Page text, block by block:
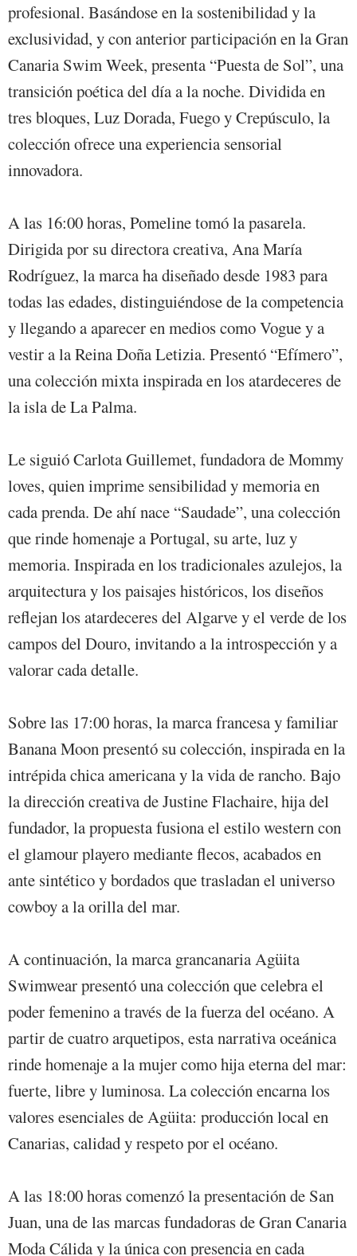
profesional. Basándose en la sostenibilidad y la
exclusividad, y con anterior participación en la Gran
Canaria Swim Week, presenta “Puesta de Sol”, una
transición poética del día a la noche. Dividida en
tres bloques, Luz Dorada, Fuego y Crepúsculo, la
colección ofrece una experiencia sensorial
innovadora.
A las 16:00 horas, Pomeline tomó la pasarela.
Dirigida por su directora creativa, Ana María
Rodríguez, la marca ha diseñado desde 1983 para
todas las edades, distinguiéndose de la competencia
y llegando a aparecer en medios como Vogue y a
vestir a la Reina Doña Letizia. Presentó “Efímero”,
una colección mixta inspirada en los atardeceres de
la isla de La Palma.
Le siguió Carlota Guillemet, fundadora de Mommy
loves, quien imprime sensibilidad y memoria en
cada prenda. De ahí nace “Saudade”, una colección
que rinde homenaje a Portugal, su arte, luz y
memoria. Inspirada en los tradicionales azulejos, la
arquitectura y los paisajes históricos, los diseños
reflejan los atardeceres del Algarve y el verde de los
campos del Douro, invitando a la introspección y a
valorar cada detalle.
Sobre las 17:00 horas, la marca francesa y familiar
Banana Moon presentó su colección, inspirada en la
intrépida chica americana y la vida de rancho. Bajo
la dirección creativa de Justine Flachaire, hija del
fundador, la propuesta fusiona el estilo western con
el glamour playero mediante flecos, acabados en
ante sintético y bordados que trasladan el universo
cowboy a la orilla del mar.
A continuación, la marca grancanaria Agüita
Swimwear presentó una colección que celebra el
poder femenino a través de la fuerza del océano. A
partir de cuatro arquetipos, esta narrativa oceánica
rinde homenaje a la mujer como hija eterna del mar:
fuerte, libre y luminosa. La colección encarna los
valores esenciales de Agüita: producción local en
Canarias, calidad y respeto por el océano.
A las 18:00 horas comenzó la presentación de San
Juan, una de las marcas fundadoras de Gran Canaria
Moda Cálida y la única con presencia en cada